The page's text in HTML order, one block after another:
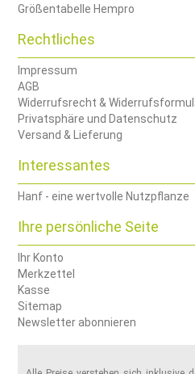
Größentabelle Hempro
Rechtliches
Impressum
AGB
Widerrufsrecht &
Privatsphäre und Datenschutz
Versand & Lieferung
Interessantes
Hanf - eine wertvolle Nutzpflanze
Ihre persönliche Seite
Ihr Konto
Merkzettel
Kasse
Sitemap
Newsletter abonnieren